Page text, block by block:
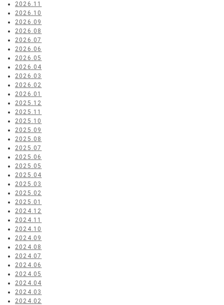
2026.11
2026.10
2026.09
2026.08
2026.07
2026.06
2026.05
2026.04
2026.03
2026.02
2026.01
2025.12
2025.11
2025.10
2025.09
2025.08
2025.07
2025.06
2025.05
2025.04
2025.03
2025.02
2025.01
2024.12
2024.11
2024.10
2024.09
2024.08
2024.07
2024.06
2024.05
2024.04
2024.03
2024.02